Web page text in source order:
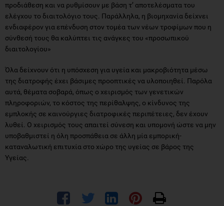
προδιάθεση και να ρυθμίσουν με βάση τ’ αποτελέσματα του
ελέγχου το διαιτολόγιο τους. Παράλληλα, η βιομηχανία δείχνει
ενδιαφέρον για επένδυση στον τομέα των νέων τροφίμων που η
σύνθεσή τους θα καλύπτει τις ανάγκες του «προσωπικού
διαιτολογίου»
Όλα δείχνουν ότι η υπόσχεση για υγεία και μακροβιότητα μέσω
της διατροφής έχει βάσιμες προοπτικές να υλοποιηθεί. Παρόλα
αυτά, θέματα σοβαρά, όπως o χειρισμός των γενετικών
πληροφοριών, το κόστος της περίθαλψης, ο κίνδυνος της
εμπλοκής σε καινούργιες διατροφικές περιπέτειες, δεν έχουν
λυθεί. Ο χειρισμός τους απαιτεί σύνεση και υπομονή ώστε να μην
υποβαθμιστεί η όλη προσπάθεια σε άλλη μία εμπορική-
καταναλωτική επιτυχία στο χώρο της υγείας σε βάρος της
Υγείας.